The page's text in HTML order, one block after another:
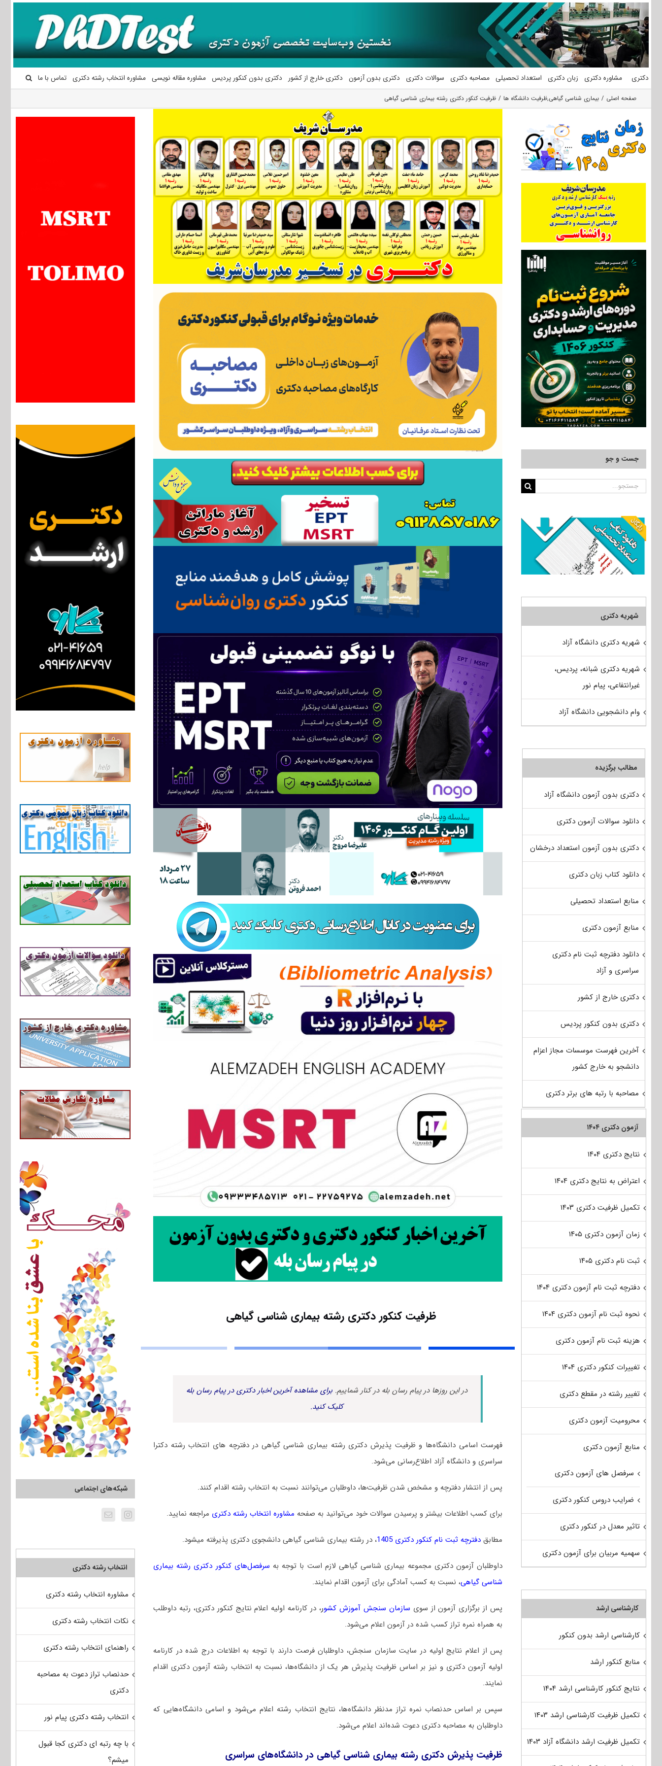
محتوا
دکتری مشاوره دکتری زبان دکتری استعداد تحصیلی مصاحبه دکتری سوالات دکتری دکتری بدون آزمون دکتری خارج از کشور دکتری بدون کنکور پردیس مشاوره مقاله نویسی مشاوره انتخاب رشته دکتری تماس با ما
صفحه اصلی بیماری شناسی گیاهی,ظرفیت دانشگاه ها ظرفیت کنکور دکتری رشته بیماری شناسی گیاهی
ظرفیت کنکور دکتری رشته بیماری شناسی گیاهی
در این روزها در پیام رسان بله در کنار شماییم. برای مشاهده آخرین اخبار دکتری در پیام رسان بله
کلیک کنید.
فهرست اسامی دانشگاه‌ها و ظرفیت پذیرش دکتری رشته بیماری شناسی گیاهی در دفترچه های انتخاب رشته دکترا
سراسری و دانشگاه آزاد اطلاع‌رسانی می‌شود.
پس از انتشار دفترچه و مشخص شدن ظرفیت‌ها، داوطلبان می‌توانند نسبت به انتخاب رشته اقدام کنند.
برای کسب اطلاعات بیشتر و پرسیدن سوالات خود می‌توانید به صفحه مشاوره انتخاب رشته دکتری مراجعه نمایید.
مطابق دفترچه ثبت نام کنکور دکتری 1405 ، در رشته بیماری شناسی گیاهی دانشجوی دکتری پذیرفته میشود.
داوطلبان آزمون دکتری مجموعه بیماری شناسی گیاهی لازم است با توجه به سرفصل‌های کنکور دکتری رشته بیماری
شناسی گیاهی، نسبت به کسب آمادگی برای آزمون اقدام نمایند.
پس از برگزاری آزمون از سوی سازمان سنجش آموزش کشور، در کارنامه اولیه اعلام نتایج کنکور دکتری، رتبه داوطلب
به همراه نمره تراز کسب شده در آزمون اعلام می‌شود.
پس از اعلام نتایج اولیه در سایت سازمان سنجش، داوطلبان فرصت دارند با توجه به اطلاعات درج شده در کارنامه
اولیه آزمون دکتری و نیز بر اساس ظرفیت پذیرش هر یک از دانشگاه‌ها، نسبت به انتخاب رشته آزمون دکتری اقدام
نمایند.
سپس بر اساس حدنصاب نمره تراز مدنظر دانشگاه‌ها، نتایج انتخاب رشته اعلام می‌شود و اسامی دانشگاه‌هایی که
داوطلبان به مصاحبه دکتری دعوت شده‌اند اعلام می‌شود.
ظرفیت پذیرش دکتری رشته بیماری شناسی گیاهی در دانشگاه‌های سراسری
شبکه‌های اجتماعی
انتخاب رشته دکتری
مشاوره انتخاب رشته دکتری
نکات انتخاب رشته دکتری
راهنمای انتخاب رشته دکتری
حدنصاب تراز دعوت به مصاحبه
دکتری
انتخاب رشته دکتری پیام نور
با چه رتبه ای دکتری کجا قبول
میشم؟
جست و جو
جستجو
شهریه دکتری
شهریه دکتری دانشگاه آزاد
شهریه دکتری شبانه، پردیس،
غیرانتفاعی، پیام نور
وام دانشجویی دانشگاه آزاد
مطالب برگزیده
دکتری بدون آزمون دانشگاه آزاد
دانلود سوالات آزمون دکتری
دکتری بدون آزمون استعداد درخشان
دانلود کتاب زبان دکتری
منابع استعداد تحصیلی
منابع آزمون دکتری
دانلود دفترچه ثبت نام دکتری
سراسری و آزاد
دکتری خارج از کشور
دکتری بدون کنکور پردیس
آخرین فهرست موسسات مجاز اعزام
دانشجو به خارج کشور
مصاحبه با رتبه های برتر دکتری
آزمون دکتری ۱۴۰۴
نتایج دکتری ۱۴۰۴
اعتراض به نتایج دکتری ۱۴۰۴
تکمیل ظرفیت دکتری ۱۴۰۳
زمان آزمون دکتری ۱۴۰۵
ثبت نام دکتری ۱۴۰۵
دفترچه ثبت نام آزمون دکتری ۱۴۰۴
نحوه ثبت نام آزمون دکتری ۱۴۰۴
هزینه ثبت نام آزمون دکتری
تغییرات کنکور دکتری ۱۴۰۴
تغییر رشته در مقطع دکتری
محرومیت آزمون دکتری
منابع آزمون دکتری
سرفصل های آزمون دکتری
ضرایب دروس کنکور دکتری
تاثیر معدل در کنکور دکتری
سهمیه مربیان برای آزمون دکتری
کارشناسی ارشد
کارشناسی ارشد بدون کنکور
منابع کنکور ارشد
نتایج کنکور کارشناسی ارشد ۱۴۰۴
تکمیل ظرفیت کارشناسی ارشد ۱۴۰۳
تکمیل ظرفیت ارشد دانشگاه آزاد ۱۴۰۳